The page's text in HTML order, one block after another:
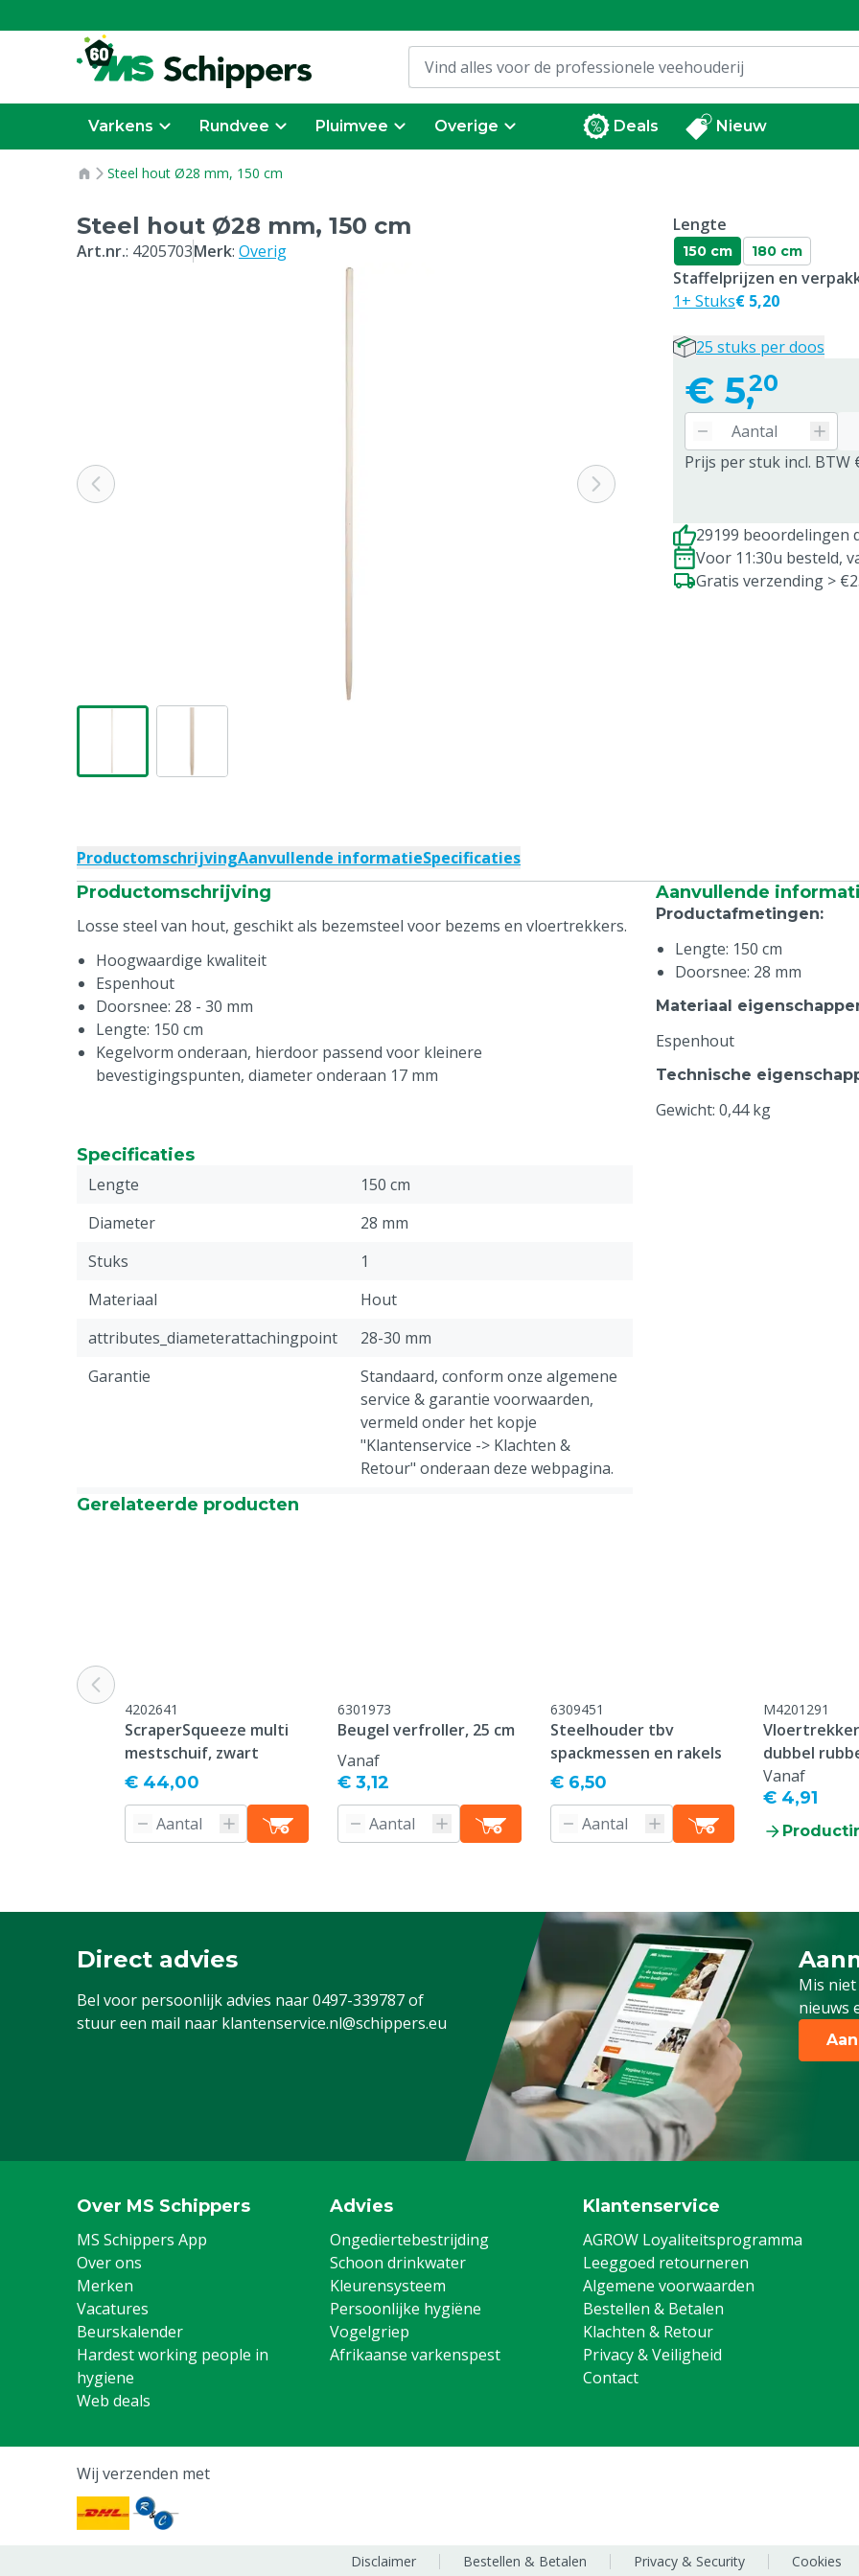
Varkens Rundvee Pluimvee Overige Deals Nieuw
Steel hout Ø28 mm, 150 cm
Steel hout Ø28 mm, 150 cm
Art.nr.: 4205703Merk: Overig
Lengte
150 cm 180 cm
€ 5,20
Prijs per stuk incl. BTW
Staffelprijzen en
1+ Stuks€ 5,20
25 stuks per doos
29199 beoordelingen
Voor 11:30u besteld,
Gratis verzending >
ProductomschrijvingAanvullende informatieSpecificaties
Productomschrijving
Losse steel van hout, geschikt als bezemsteel voor bezems en vloertrekkers.
Hoogwaardige kwaliteit
Espenhout
Doorsnee: 28 - 30 mm
Lengte: 150 cm
Kegelvorm onderaan, hierdoor passend voor kleinere
bevestigingspunten, diameter onderaan 17 mm
Aanvullende
Productafmetingen:
Lengte: 150 cm
Doorsnee: 28 mm
Materiaal
Espenhout
Technische
Gewicht: 0,44 kg
Specificaties
Lengte
150 cm
Diameter
28 mm
Stuks
1
Materiaal
Hout
attributes_diameterattachingpoint
28-30 mm
Garantie
Standaard, conform onze algemene
service & garantie voorwaarden,
vermeld onder het kopje
"Klantenservice -> Klachten &
Retour" onderaan deze webpagina.
Diergroep
Gerelateerde producten
4202641
ScraperSqueeze multi
mestschuif, zwart
€ 44,00
6301973
Beugel verfroller, 25 cm
Vanaf
€ 3,12
6309451
Steelhouder tbv
spackmessen en rakels
€ 6,50
M4201291
dubbel
Vanaf
€ 4,91
Direct advies
Bel voor persoonlijk advies naar0497-339787of
stuur een mail naar klantenservice.nl@schippers.eu
Mis
nieuws
Schrijf
Over MS Schippers
MS Schippers App
Over ons
Merken
Vacatures
Beurskalender
Hardest working people in
hygiene
Web deals
Advies
Ongediertebestrijding
Schoon drinkwater
Kleurensysteem
Persoonlijke hygiëne
Vogelgriep
Afrikaanse varkenspest
Klantenservice
AGROW Loyaliteitsprogramma
Leeggoed retourneren
Algemene voorwaarden
Bestellen & Betalen
Klachten & Retour
Privacy & Veiligheid
Contact
Wij verzenden met
Disclaimer Bestellen & Betalen Privacy & Security Cookies